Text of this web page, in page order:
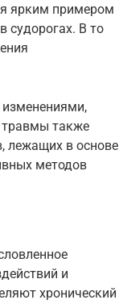
ярким примером
судорогах. В то
травмы также
лежащих в основе
методов
и
хронический